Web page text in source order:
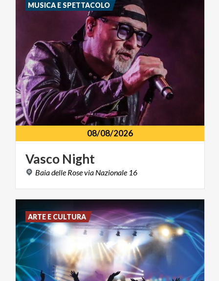
08/08/2026
Vasco Night
Baiadelle Rosevia Nazionale 16
MUSICA E SPETTACOLO
ARTE E CULTURA